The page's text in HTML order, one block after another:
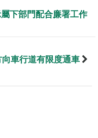
下部門配合廉署工作
車行道有限度通車